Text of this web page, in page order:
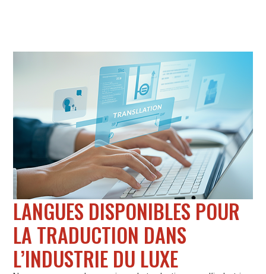
LANGUES DISPONIBLES POUR
LA TRADUCTION DANS
L’INDUSTRIE DU LUXE